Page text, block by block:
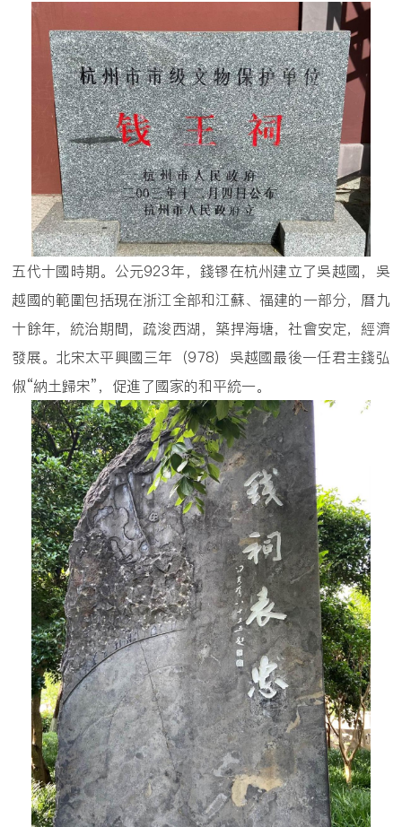
五代十國時期。公元923年，錢镠在杭州建立了吳越國，吳
越國的範圍包括現在浙江全部和江蘇、福建的一部分，曆九
十餘年，統治期間，疏浚西湖，築捍海塘，社會安定，經濟
發展。北宋太平興國三年（978）吳越國最後一任君主錢弘
俶“納土歸宋”，促進了國家的和平統一。